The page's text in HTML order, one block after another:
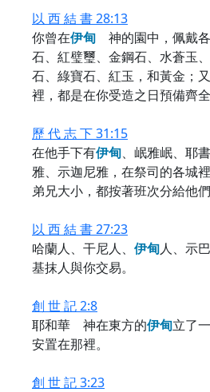
以 西 結 書 28:13
你曾在伊甸 神的園中，佩戴
石、紅璧璽、金鋼石、水蒼玉
石、綠寶石、紅玉，和黃金；
裡，都是在你受造之日預備齊全
歷 代 志 下 31:15
在他手下有伊甸、岷雅岷、耶
雅、示迦尼雅，在祭司的各城
弟兄大小，都按著班次分給他們
以 西 結 書 27:23
哈蘭人、干尼人、 伊甸人、示
基抹人與你交易。
創 世 記 2:8
耶和華 神在東方的伊甸立了
安置在那裡。
創 世 記 3:23